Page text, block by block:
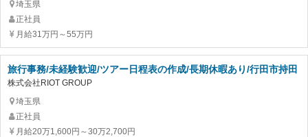
埼玉県
正社員
月給31万円～55万円
旅行事務/未経験歓迎/ツアー日程表の作成/長期休暇あり/行田市持田
株式会社RIOT GROUP
埼玉県
正社員
月給20万1,600円～30万2,700円